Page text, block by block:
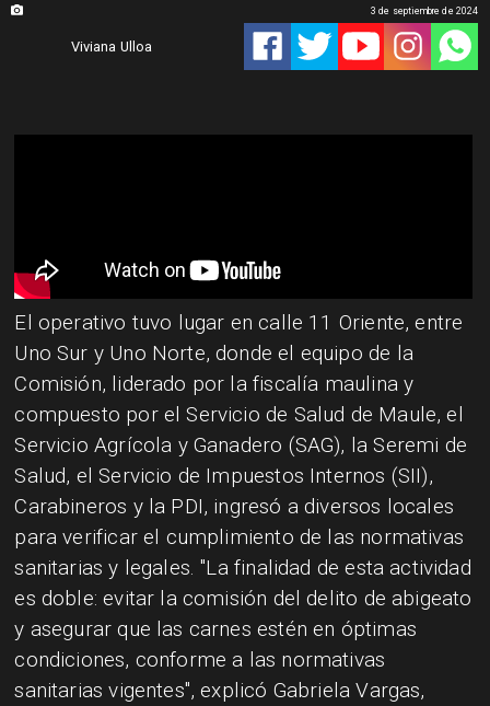
Viviana Ulloa
3 de septiembre de 2024
​El operativo tuvo lugar en calle 11 Oriente, entre
Uno Sur y Uno Norte, donde el equipo de la
Comisión, liderado por la fiscalía maulina y
compuesto por el Servicio de Salud de Maule, el
Servicio Agrícola y Ganadero (SAG), la Seremi de
Salud, el Servicio de Impuestos Internos (SII),
Carabineros y la PDI, ingresó a diversos locales
para verificar el cumplimiento de las normativas
sanitarias y legales. "La finalidad de esta actividad
es doble: evitar la comisión del delito de abigeato
y asegurar que las carnes estén en óptimas
condiciones, conforme a las normativas
sanitarias vigentes", explicó Gabriela Vargas,